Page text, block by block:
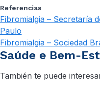
Referencias
Fibromialgia – Secretaría
Paulo
Fibromialgia – Sociedad
Saúde e Bem-
También te puede